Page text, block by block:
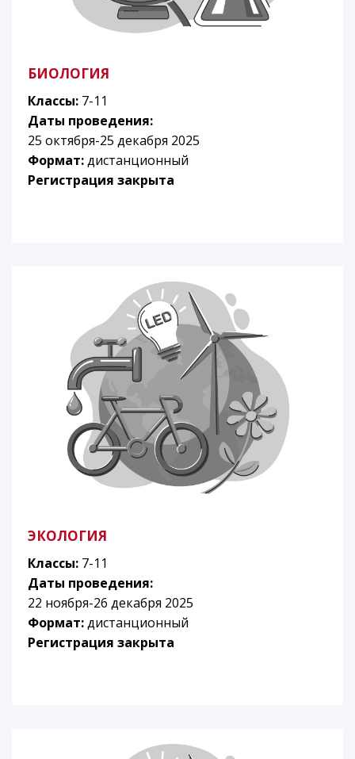
БИОЛОГИЯ
Классы: 7-11
Даты проведения:
25 октября-25 декабря 2025
Формат:дистанционный
Регистрация закрыта
ЭКОЛОГИЯ
Классы: 7-11
Даты проведения:
22 ноября-26 декабря 2025
Формат:дистанционный
Регистрация закрыта